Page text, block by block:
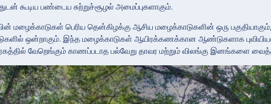
கூடிய பண்டைய சுற்றுச்சூழல் அமைப்புகளாகும்.
மழைக்காடுகள் பெரிய தென்கிழக்கு ஆசிய மழைக்காடுகளின் ஒரு
ஒன்றாகும். இந்த மழைக்காடுகள் ஆயிரக்கணக்கான ஆண்டுகளாக
வேறெங்கும் காணப்படாத பல்வேறு தாவர மற்றும் விலங்கு இனங்களை